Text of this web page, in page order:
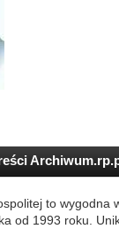
to wygodna
od 1993 roku.